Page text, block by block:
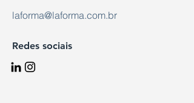
laforma@laforma.com.br
Redes sociais